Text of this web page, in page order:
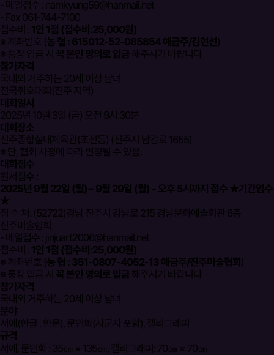
- 메일접수 : namkyung59@hanmail.net
- Fax 061-744-7100
접수비 : 1인 1점 (접수비:25,000원)
※ 계좌번호 (농 협 : 615012-52-085854 예금주/김현선)
※ 통장 입금 시 꼭 본인 명의로 입금 해주시기 바랍니다
참가자격
국내외 거주하는 20세 이상 남녀
전국휘호대회(진주 지역)
대회일시
2025년 10월 3일 (금) 오전 9시:30분
대회장소
진주종합실내체육관(초전동) (진주시 남강로 1655)
※ 단, 협회 사정에 따라 변경될 수 있음.
대회접수
원서접수 :
2025년 9월 22일 (월)~ 9월 29일 (월) - 오후 5시까지 접수 ★기간엄수
★
접 수 처: (52722)경남 진주시 강남로 215 경남문화예술회관 6층
진주미술협회
- 메일접수 : jinjuart2006@hanmail.net
접수비 : 1인 1점 (접수비:25,000원)
※ 계좌번호 (농 협 : 351-0807-4052-13 예금주/진주미술협회 )
※ 통장 입금 시 꼭 본인 명의로 입금 해주시기 바랍니다
참가자격
국내외 거주하는 20세 이상 남녀
분야
서예(한글 ․ 한문), 문인화(사군자 포함), 캘리그래피
규격
서예, 문인화 : 35㎝ × 135㎝, 캘리그래피: 70㎝ × 70㎝